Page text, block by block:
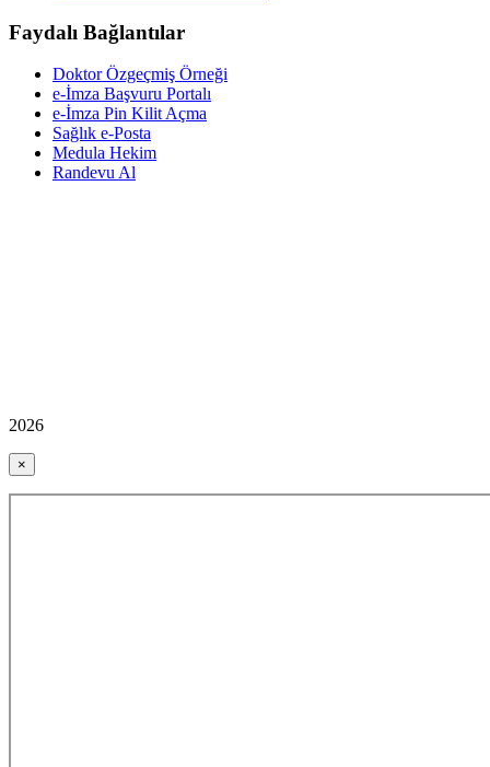
Faydalı Bağlantılar
Doktor Özgeçmiş Örneği
e-İmza Başvuru Portalı
e-İmza Pin Kilit Açma
Sağlık e-Posta
Medula Hekim
Randevu Al
2026
×